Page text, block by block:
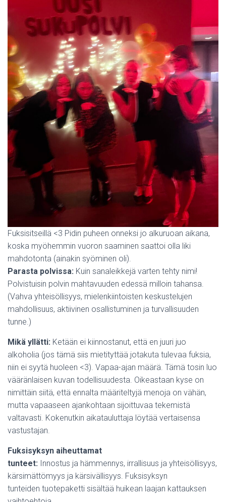
Fuksisitseillä <3 Pidin puheen onneksi jo alkuruoan aikana,
koska myöhemmin vuoron saaminen saattoi olla liki
mahdotonta (ainakin syöminen oli).
Parasta polvissa: Kuin sanaleikkejä varten tehty nimi!
Polvistuisin polvin mahtavuuden edessä milloin tahansa.
(Vahva yhteisöllisyys, mielenkiintoisten keskustelujen
mahdollisuus, aktiivinen osallistuminen ja turvallisuuden
tunne.)
Mikä yllätti: Ketään ei kiinnostanut, että en juuri juo
alkoholia (jos tämä siis mietityttää jotakuta tulevaa fuksia,
niin ei syytä huoleen <3). Vapaa-ajan määrä. Tämä tosin luo
vääränlaisen kuvan todellisuudesta. Oikeastaan kyse on
nimittäin siitä, että ennalta määriteltyjä menoja on vähän,
mutta vapaaseen ajankohtaan sijoittuvaa tekemistä
valtavasti. Kokenutkin aikatauluttaja löytää vertaisensa
vastustajan.
Fuksisyksyn aiheuttamat
tunteet: Innostus ja hämmennys, irrallisuus ja yhteisöllisyys,
kärsimättömyys ja kärsivällisyys. Fuksisyksyn
tunteiden tuotepaketti sisältää huikean laajan kattauksen